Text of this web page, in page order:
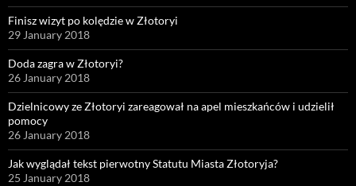
Finisz wizyt po kolędzie w Złotoryi
29 January 2018
Doda zagra w Złotoryi?
26 January 2018
Dzielnicowy ze Złotoryi zareagował na apel mieszkańców i udzielił
pomocy
26 January 2018
Jak wyglądał tekst pierwotny Statutu Miasta Złotoryja?
25 January 2018